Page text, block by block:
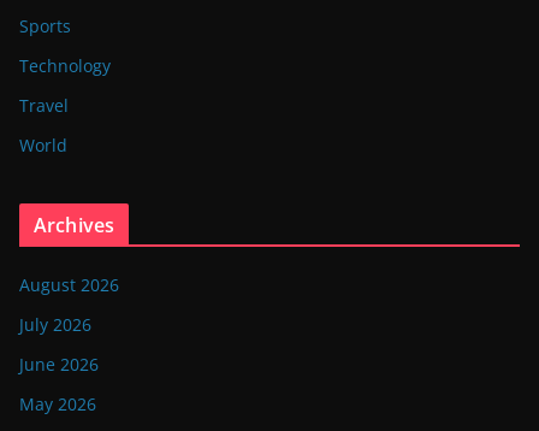
Sports
Technology
Travel
World
Archives
August 2026
July 2026
June 2026
May 2026